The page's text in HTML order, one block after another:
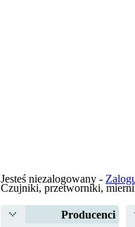
Jesteś niezalogowany -
Czujniki, przetworniki,
Producenci